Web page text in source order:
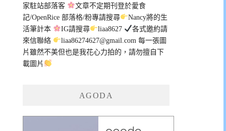
家駐站部落客
文章不定期刊登於愛食
記/OpenRice 部落格/粉專請搜尋
Nancy將的生
活筆計本
IG請搜尋 liaa8627
各式邀約請
來信聯絡
liaa86274627@gmail.com 每一張圖
片雖然不美但也是我花心力拍的，請勿擅自下
載圖片
AGODA